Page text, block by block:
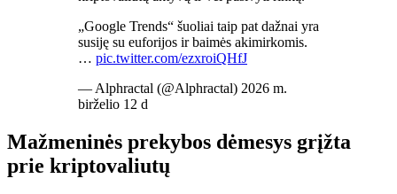
„Google Trends“ šuoliai taip pat dažnai yra
susiję su euforijos ir baimės akimirkomis.
… pic.twitter.com/ezxroiQHfJ
— Alphractal (@Alphractal) 2026 m.
birželio 12 d
Mažmeninės prekybos dėmesys grįžta
prie kriptovaliutų